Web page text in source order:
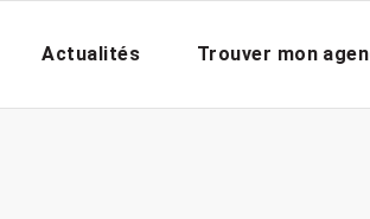
Actualités Trouver mon